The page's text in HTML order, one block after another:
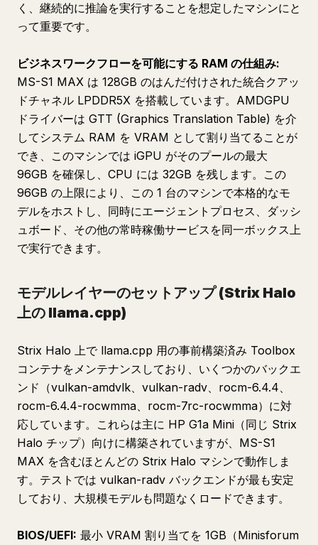
く、継続的に推論を実行することを想定したマシンにと
って重要です。
ビジネスワークフローを可能にする RAM の仕組み:
MS-S1 MAX は 128GB のはんだ付けされた統合クアッ
ドチャネル LPDDR5X を搭載しています。AMDGPU
ドライバーは GTT (Graphics Translation Table) を介
してシステム RAM を VRAM として割り当てることが
でき、このマシンでは iGPU がそのプールの最大
96GB を確保し、CPU には 32GB を残します。この
96GB の上限により、この 1 台のマシンで本格的なモ
デルをホストし、同時にエージェントプロセス、ダッシ
ュボード、その他の常時稼働サービスを同一ボックス上
で実行できます。
モデルレイヤーのセットアップ (Strix Halo
上の llama.cpp)
Strix Halo 上で llama.cpp 用の事前構築済み Toolbox
コンテナをメンテナンスしており、いくつかのバックエ
ンド（vulkan-amdvlk、vulkan-radv、rocm-6.4.4、
rocm-6.4.4-rocwmma、rocm-7rc-rocwmma）に対
応しています。これらは主に HP G1a Mini（同じ Strix
Halo チップ）向けに構築されていますが、MS-S1
MAX を含むほとんどの Strix Halo マシンで動作しま
す。テストでは vulkan-radv バックエンドが最も安定
しており、大規模モデルも問題なくロードできます。
BIOS/UEFI: 最小 VRAM 割り当てを 1GB（Minisforum